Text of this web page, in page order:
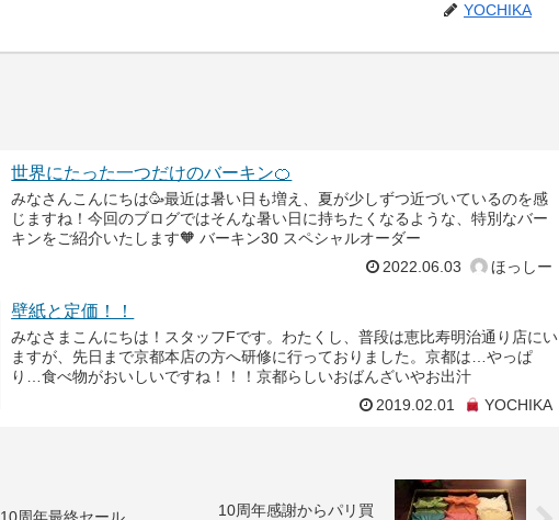
YOCHIKA
世界にたった一つだけのバーキン🍊
みなさんこんにちは🥳最近は暑い日も増え、夏が少しずつ近づいているのを感
じますね！今回のブログではそんな暑い日に持ちたくなるような、特別なバー
キンをご紹介いたします🧡 バーキン30 スペシャルオーダー
2022.06.03
ほっしー
壁紙と定価！！
みなさまこんにちは！スタッフFです。わたくし、普段は恵比寿明治通り店にい
ますが、先日まで京都本店の方へ研修に行っておりました。京都は…やっぱ
り…食べ物がおいしいですね！！！京都らしいおばんざいやお出汁
2019.02.01
YOCHIKA
10周年最終セール
10周年感謝からパリ買